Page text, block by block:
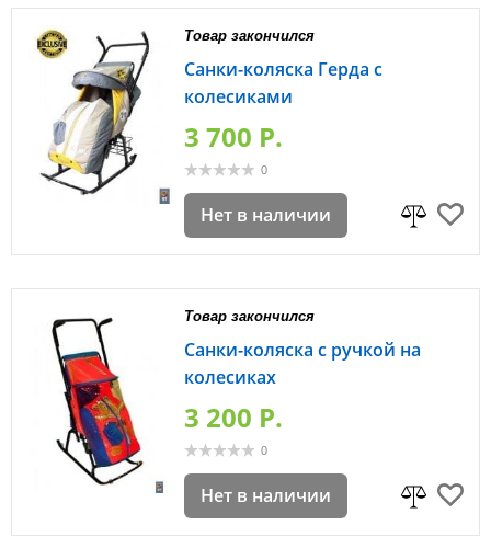
Товар закончился
Санки-коляска Герда с
колесиками
3 700 P.
0
Нет в наличии
Товар закончился
Санки-коляска с ручкой на
колесиках
3 200 P.
0
Нет в наличии